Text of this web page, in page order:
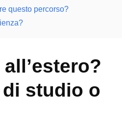
questo percorso?
di studio o